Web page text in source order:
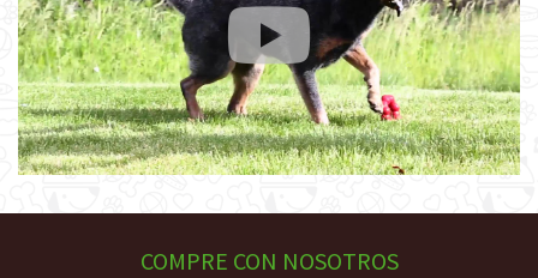
COMPRE CON NOSOTROS